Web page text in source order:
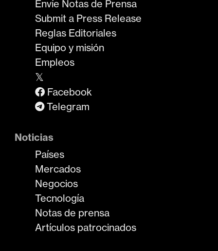
Envíe Notas de Prensa
Submit a Press Release
Reglas Editoriales
Equipo y misión
Empleos
𝕏
Facebook
Telegram
Noticias
Países
Mercados
Negocios
Tecnología
Notas de prensa
Artículos patrocinados